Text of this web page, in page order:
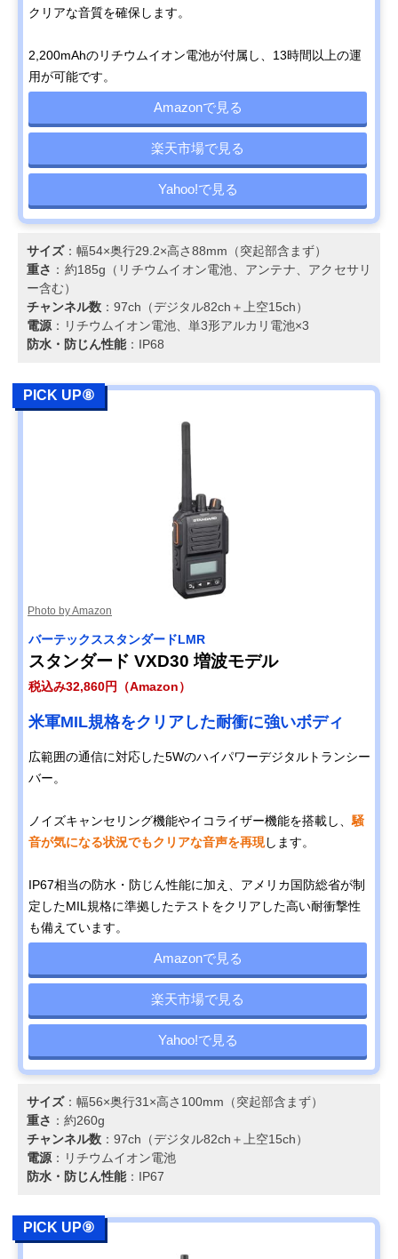
クリアな音質を確保します。
2,200mAhのリチウムイオン電池が付属し、13時間以上の運
用が可能です。
Amazonで見る
楽天市場で見る
Yahoo!で見る
サイズ：幅54×奥行29.2×高さ88mm（突起部含まず）
重さ ：約185g（リチウムイオン電池、アンテナ、アクセサリ
ー含む）
チャンネル数 ：97ch（デジタル82ch＋上空15ch）
電源 ：リチウムイオン電池、単3形アルカリ電池×3
防水・防じん性能：IP68
PICK UP⑧
Photo by Amazon
バーテックススタンダードLMR
スタンダード VXD30 増波モデル
税込み32,860円（Amazon）
米軍MIL規格をクリアした耐衝に強いボディ
広範囲の通信に対応した5Wのハイパワーデジタルトランシー
バー。
ノイズキャンセリング機能やイコライザー機能を搭載し、 騒
音が気になる状況でもクリアな音声を再現します。
IP67相当の防水・防じん性能に加え、アメリカ国防総省が制
定したMIL規格に準拠したテストをクリアした高い耐衝撃性
も備えています。
Amazonで見る
楽天市場で見る
Yahoo!で見る
サイズ：幅56×奥行31×高さ100mm（突起部含まず）
重さ ：約260g
チャンネル数 ：97ch（デジタル82ch＋上空15ch）
電源 ：リチウムイオン電池
防水・防じん性能：IP67
PICK UP⑨